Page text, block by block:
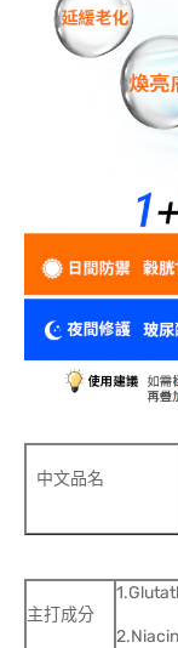
中文品名
主打成分